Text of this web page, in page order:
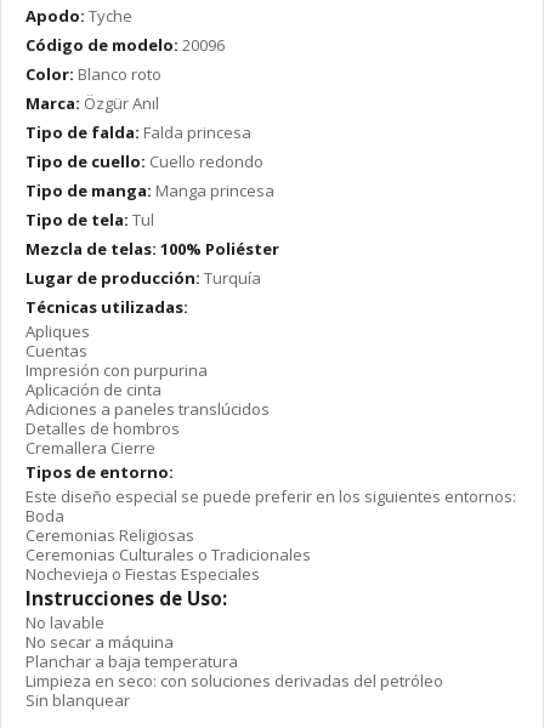
Apodo: Tyche
Código de modelo: 20096
Color: Blanco roto
Marca: Özgür Anıl
Tipo de falda: Falda princesa
Tipo de cuello: Cuello redondo
Tipo de manga: Manga princesa
Tipo de tela: Tul
Mezcla de telas: 100% Poliéster
Lugar de producción: Turquía
Técnicas utilizadas:
Apliques
Cuentas
Impresión con purpurina
Aplicación de cinta
Adiciones a paneles translúcidos
Detalles de hombros
Cremallera Cierre
Tipos de entorno:
Este diseño especial se puede preferir en los siguientes entornos:
Boda
Ceremonias Religiosas
Ceremonias Culturales o Tradicionales
Nochevieja o Fiestas Especiales
Instrucciones de Uso:
No lavable
No secar a máquina
Planchar a baja temperatura
Limpieza en seco: con soluciones derivadas del petróleo
Sin blanquear